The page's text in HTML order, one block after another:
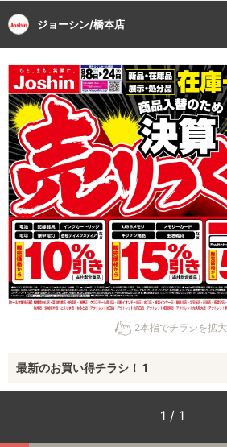
ジョーシン/橋本店
2本指でチラシを拡大
最新のお買い得チラシ！ 1
1 / 1